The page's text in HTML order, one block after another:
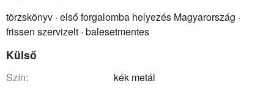
törzskönyv · első forgalomba helyezés Magyarország ·
frissen szervizelt · balesetmentes
Külső
szín: kék metál